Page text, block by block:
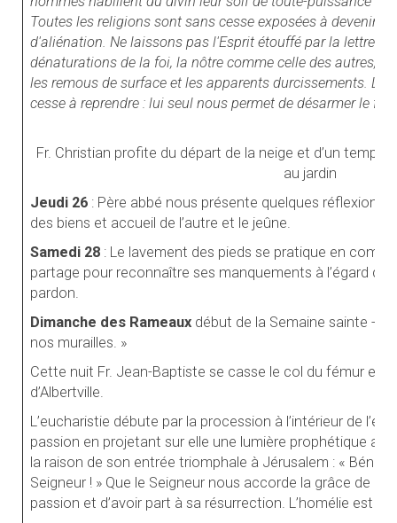
Toutes les religions sont sans cesse exposées à devenir
d'aliénation. Ne laissons pas l'Esprit étouffé par la lettre.
dénaturations de la foi, la nôtre comme celle des autres,
les remous de surface et les apparents durcissements. Le
cesse à reprendre : lui seul nous permet de désarmer le
Fr. Christian profite du départ de la neige et d’un temps
au jardin
Jeudi 26 : Père abbé nous présente quelques réflexions
des biens et accueil de l’autre et le jeûne.
Samedi 28 : Le lavement des pieds se pratique en
partage pour reconnaître ses manquements à l’égard
pardon.
Dimanche des Rameaux début de la Semaine sainte - «
nos murailles. »
Cette nuit Fr. Jean-Baptiste se casse le col du fémur et
d’Albertville.
L’eucharistie débute par la procession à l’intérieur de
passion en projetant sur elle une lumière prophétique
la raison de son entrée triomphale à Jérusalem : « Béni
Seigneur ! » Que le Seigneur nous accorde la grâce de
passion et d’avoir part à sa résurrection. L’homélie est